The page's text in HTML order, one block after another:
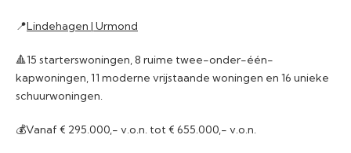
📍Lindehagen | Urmond
🔺15 starterswoningen, 8 ruime twee-onder-één-
kapwoningen, 11 moderne vrijstaande woningen en 16 unieke
schuurwoningen.
💰Vanaf € 295.000,- v.o.n. tot € 655.000,- v.o.n.